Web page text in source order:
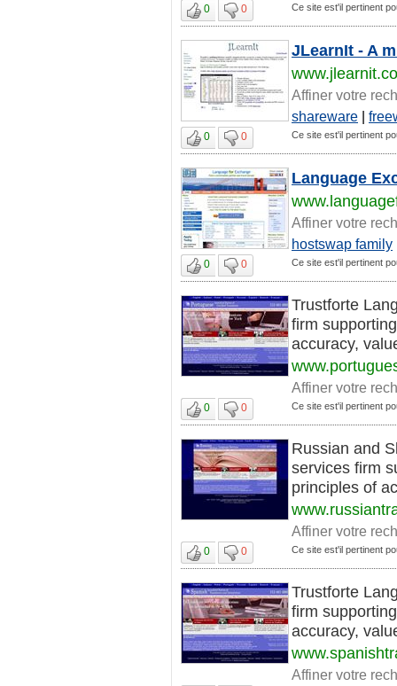
0 0 Ce site est'il pertinent
JLearnIt - A
Affiner votre
shareware |
0 0 Ce site est'il pertinent
Language
Affiner votre
hostswap family
0 0 Ce site est'il pertinent
Trustforte
firm
accuracy,
Affiner votre
0 0 Ce site est'il pertinent
Russian and
services firm
principles of
Affiner votre
0 0 Ce site est'il pertinent
Trustforte
firm
accuracy,
Affiner votre